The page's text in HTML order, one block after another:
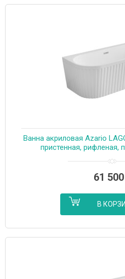
Ванна акриловая Azario
пристенная, рифленая,
6724-A2 R
61 500
В